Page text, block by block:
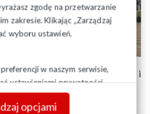
zgodę na przetwarzanie
zakresie. Klikając „Zarządzaj
wyboru ustawień.
w naszym serwisie,
ustawieniami prywatności
informacji o przetwarzaniu
prywatności.
opcjami
szkoły za pomoc i
wyjazdu.